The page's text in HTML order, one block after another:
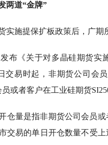
两道“金牌”
实施提保扩板政策后，广期
布《关于对多晶硅期货实
交易时起，非期货公司会
或者客户在工业硅期货
仓量是指非期货公司会员
交易的单日开仓数量不受